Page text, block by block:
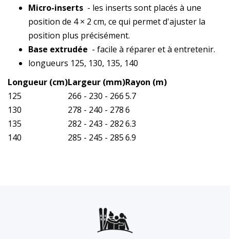
Micro-inserts - les inserts sont placés à une
position de 4 × 2 cm, ce qui permet d'ajuster la
position plus précisément.
Base extrudée - facile à réparer et à entretenir.
longueurs 125, 130, 135, 140
Longueur (cm)Largeur (mm)Rayon (m)
125
266 - 230 - 2665.7
130
278 - 240 - 2786
135
282 - 243 - 2826.3
140
285 - 245 - 2856.9